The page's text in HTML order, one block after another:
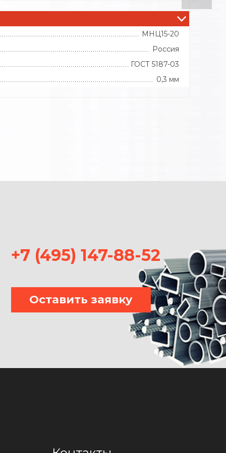
МНЦ15-20
Россия
ГОСТ 5187-03
0,3 мм
+7 (495) 147-88-52
Оставить заявку